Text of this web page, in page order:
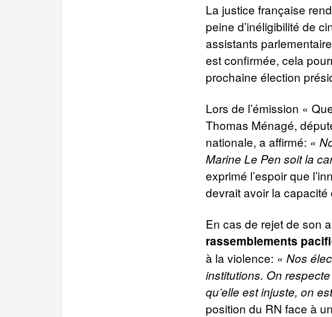
La justice française
peine d’inéligibilité de
assistants
est confirmée, cela
prochaine élection
Lors de l’émission «
Thomas Ménagé,
nationale, a affirmé: «
Marine Le Pen soit la
exprimé l’espoir que
devrait avoir la
En cas de rejet de son
rassemblements
à la violence: « Nos
institutions. On
qu’elle est injuste, on
position du RN face à